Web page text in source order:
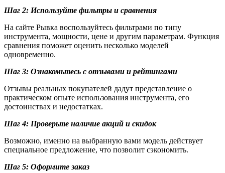
Шаг 2: Используйте фильтры и сравнения
На сайте Рывка воспользуйтесь фильтрами по типу
инструмента, мощности, цене и другим параметрам. Функция
сравнения поможет оценить несколько моделей
одновременно.
Шаг 3: Ознакомьтесь с отзывами и рейтингами
Отзывы реальных покупателей дадут представление о
практическом опыте использования инструмента, его
достоинствах и недостатках.
Шаг 4: Проверьте наличие акций и скидок
Возможно, именно на выбранную вами модель действует
специальное предложение, что позволит сэкономить.
Шаг 5: Оформите заказ